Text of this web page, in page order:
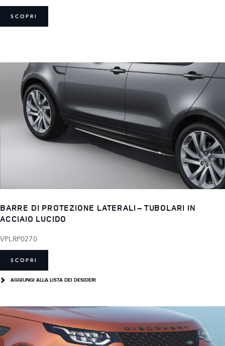
SCOPRI
BARRE DI PROTEZIONE LATERALI – TUBOLARI IN
ACCIAIO LUCIDO
VPLRP0270
SCOPRI
AGGIUNGI ALLA LISTA DEI DESIDERI